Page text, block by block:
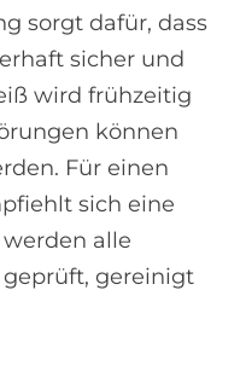
sorgt dafür, dass
sicher und
wird frühzeitig
können
Für einen
sich eine
alle
gereinigt